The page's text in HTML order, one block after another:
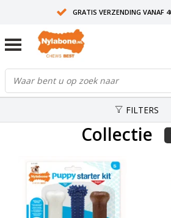
GRATIS VERZENDING VANAF
FILTERS
Collectie